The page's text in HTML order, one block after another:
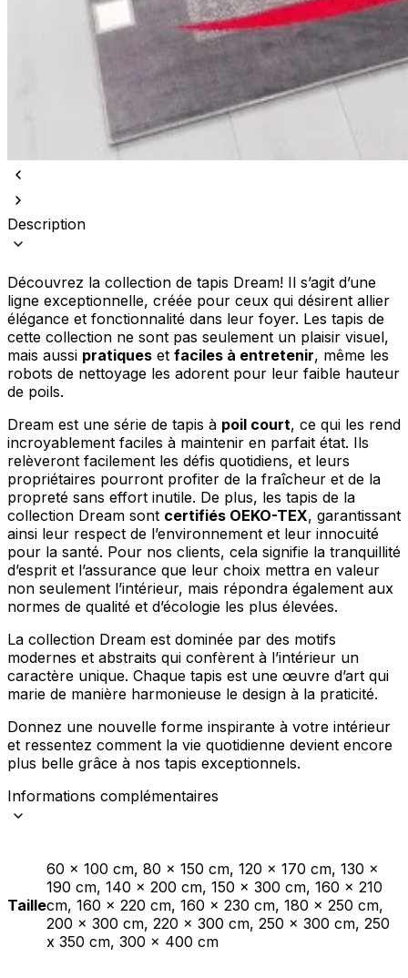
Description
Découvrez la collection de tapis Dream! Il s’agit d’une
ligne exceptionnelle, créée pour ceux qui désirent allier
élégance et fonctionnalité dans leur foyer. Les tapis de
cette collection ne sont pas seulement un plaisir visuel,
mais aussi pratiques et faciles à entretenir, même les
robots de nettoyage les adorent pour leur faible hauteur
de poils.
Dream est une série de tapis à poil court, ce qui les rend
incroyablement faciles à maintenir en parfait état. Ils
relèveront facilement les défis quotidiens, et leurs
propriétaires pourront profiter de la fraîcheur et de la
propreté sans effort inutile. De plus, les tapis de la
collection Dream sont certifiés OEKO-TEX, garantissant
ainsi leur respect de l’environnement et leur innocuité
pour la santé. Pour nos clients, cela signifie la tranquillité
d’esprit et l’assurance que leur choix mettra en valeur
non seulement l’intérieur, mais répondra également aux
normes de qualité et d’écologie les plus élevées.
La collection Dream est dominée par des motifs
modernes et abstraits qui confèrent à l’intérieur un
caractère unique. Chaque tapis est une œuvre d’art qui
marie de manière harmonieuse le design à la praticité.
Donnez une nouvelle forme inspirante à votre intérieur
et ressentez comment la vie quotidienne devient encore
plus belle grâce à nos tapis exceptionnels.
Informations complémentaires
Taille
60 x 100 cm, 80 x 150 cm, 120 x 170 cm, 130 x
190 cm, 140 x 200 cm, 150 x 300 cm, 160 x 210
cm, 160 x 220 cm, 160 x 230 cm, 180 x 250 cm,
200 x 300 cm, 220 x 300 cm, 250 x 300 cm, 250
x 350 cm, 300 x 400 cm